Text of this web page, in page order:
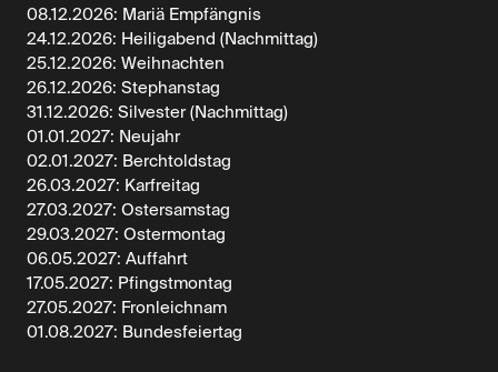
08.12.2026: Mariä Empfängnis
24.12.2026: Heiligabend (Nachmittag)
25.12.2026: Weihnachten
26.12.2026: Stephanstag
31.12.2026: Silvester (Nachmittag)
01.01.2027: Neujahr
02.01.2027: Berchtoldstag
26.03.2027: Karfreitag
27.03.2027: Ostersamstag
29.03.2027: Ostermontag
06.05.2027: Auffahrt
17.05.2027: Pfingstmontag
27.05.2027: Fronleichnam
01.08.2027: Bundesfeiertag